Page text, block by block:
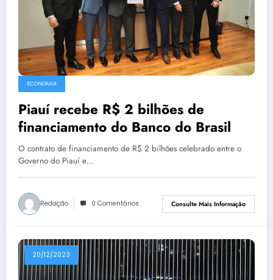
ECONOMIA
Piauí recebe R$ 2 bilhões de
financiamento do Banco do Brasil
O contrato de financiamento de R$ 2 bilhões celebrado entre o
Governo do Piauí e…
Redação 0 Comentários Consulte Mais Informação
20/12/2023